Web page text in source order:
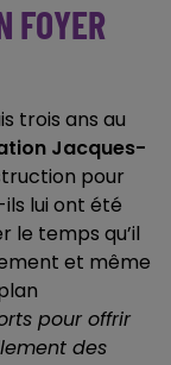
FOYER
trois ans au
Jacques-
pour
lui ont été
le temps qu’il
et même
pour offrir
des